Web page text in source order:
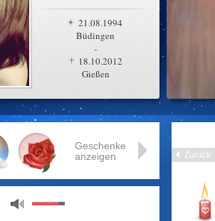
21.08.1994
Büdingen
-
18.10.2012
Gießen
Zurück
Geschenke
anzeigen